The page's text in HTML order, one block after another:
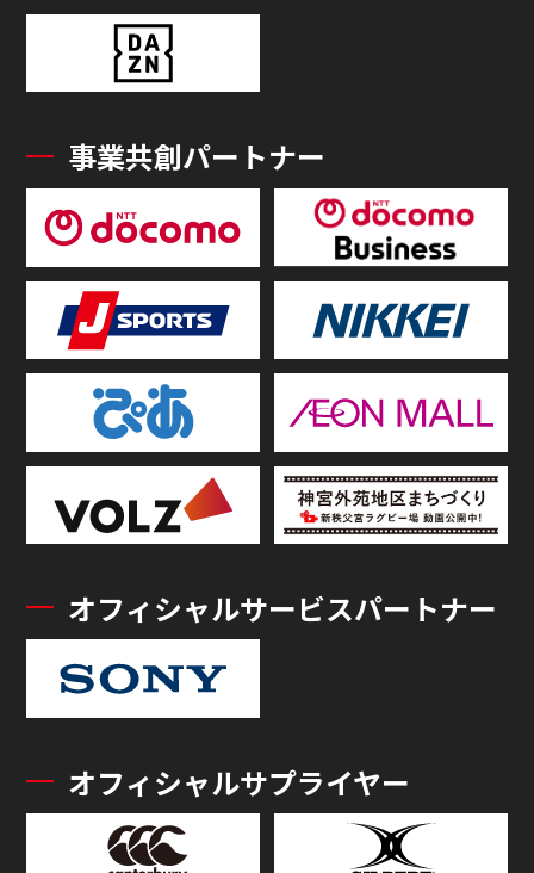
事業共創パートナー
オフィシャルサービスパートナー
オフィシャルサプライヤー